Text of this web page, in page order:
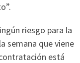
riesgo para la
semana que viene
está